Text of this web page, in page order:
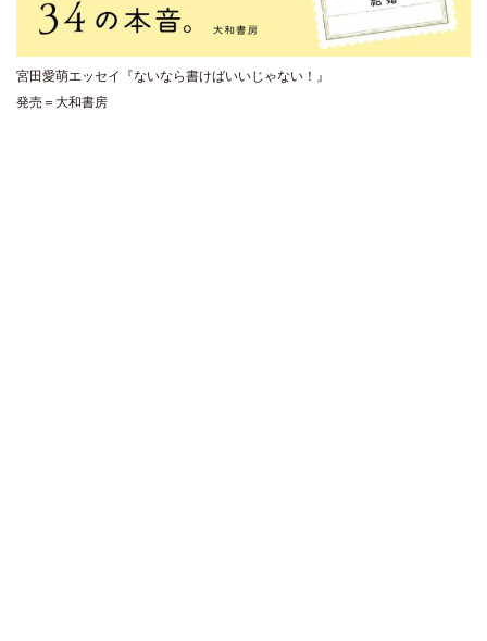
宮田愛萌エッセイ『ないなら書けばいいじゃない！』
発売＝大和書房